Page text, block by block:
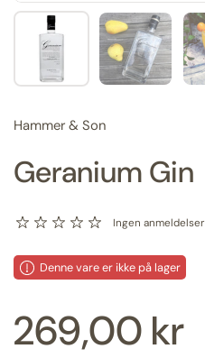
Vis slide 1 Vis slide 2
Hammer & Son
Geranium Gin
Ingen anmeldelser
Denne vare er ikke på lager
Pris:
269,00 kr